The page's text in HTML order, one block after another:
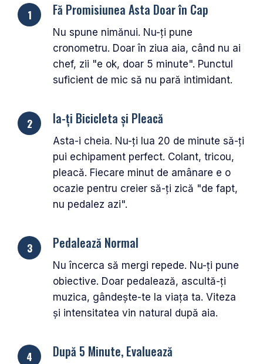
Fă Promisiunea Asta Doar în Cap
Nu spune nimănui. Nu-ți pune
cronometru. Doar în ziua aia, când nu ai
chef, zii "e ok, doar 5 minute". Punctul
suficient de mic să nu pară intimidant.
Ia-ți Bicicleta și Pleacă
Asta-i cheia. Nu-ți lua 20 de minute să-ți
pui echipament perfect. Colant, tricou,
pleacă. Fiecare minut de amânare e o
ocazie pentru creier să-ți zică "de fapt,
nu pedalez azi".
Pedalează Normal
Nu încerca să mergi repede. Nu-ți pune
obiective. Doar pedalează, ascultă-ți
muzica, gândește-te la viața ta. Viteza
și intensitatea vin natural după aia.
După 5 Minute, Evaluează